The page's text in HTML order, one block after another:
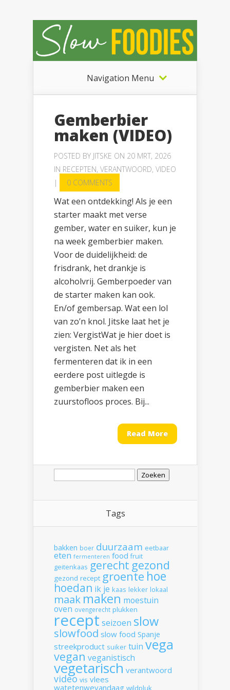
Navigation Menu
Gemberbier
maken (VIDEO)
POSTED BY JITSKE ON 20 MRT, 2026
IN RECEPTEN, VERANTWOORD, VIDEO
|
0 COMMENTS
Wat een ontdekking! Als je een
starter maakt met verse
gember, water en suiker, kun je
na week gemberbier maken.
Voor de duidelijkheid: de
frisdrank, het drankje is
alcoholvrij. Gemberpoeder van
de starter maken kan ook.
En/of gembersap. Wat een lol
van zo’n knol. Jitske laat het je
zien: VergistWat je hier doet is
vergisten. Net als het
fermenteren dat ik in een
eerdere post uitlegde is
gemberbier maken een
zuurstofloos proces. Bij...
Read More
Zoeken
Tags
bakken boer duurzaam eetbaar
eten fermenteren food fruit
geitenkaas gerecht gezond
gezond recept groente hoe
hoedan ik je kaas lekker lokaal
maak maken moestuin
oven ovengerecht plukken
recept seizoen slow
slowfood slow food Spanje
streekproduct suiker tuin vega
vegan veganistisch
vegetarisch verantwoord
video vis vlees
watetenwevandaag wildpluk